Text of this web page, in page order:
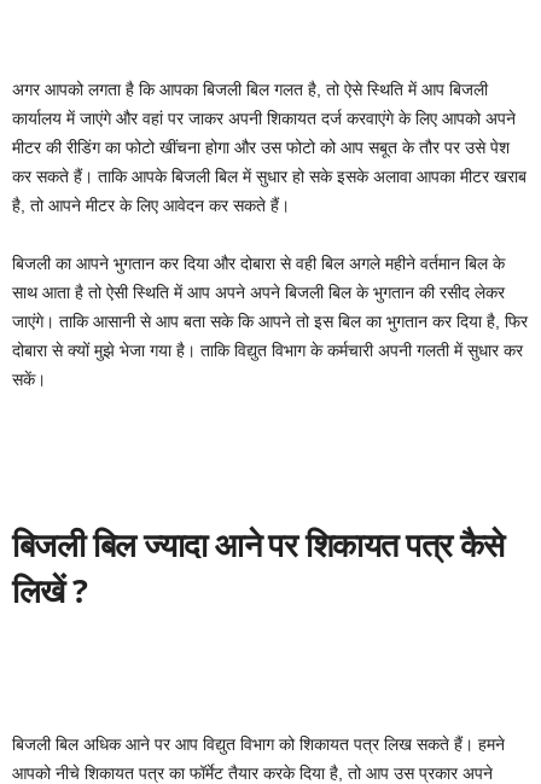
अगर आपको लगता है कि आपका बिजली बिल गलत है, तो ऐसे स्थिति में आप बिजली
कार्यालय में जाएंगे और वहां पर जाकर अपनी शिकायत दर्ज करवाएंगे के लिए आपको अपने
मीटर की रीडिंग का फोटो खींचना होगा और उस फोटो को आप सबूत के तौर पर उसे पेश
कर सकते हैं। ताकि आपके बिजली बिल में सुधार हो सके इसके अलावा आपका मीटर खराब
है, तो आपने मीटर के लिए आवेदन कर सकते हैं।
बिजली का आपने भुगतान कर दिया और दोबारा से वही बिल अगले महीने वर्तमान बिल के
साथ आता है तो ऐसी स्थिति में आप अपने अपने बिजली बिल के भुगतान की रसीद लेकर
जाएंगे। ताकि आसानी से आप बता सके कि आपने तो इस बिल का भुगतान कर दिया है, फिर
दोबारा से क्यों मुझे भेजा गया है। ताकि विद्युत विभाग के कर्मचारी अपनी गलती में सुधार कर
सकें।
बिजली बिल ज्यादा आने पर शिकायत पत्र कैसे
लिखें ?
बिजली बिल अधिक आने पर आप विद्युत विभाग को शिकायत पत्र लिख सकते हैं। हमने
आपको नीचे शिकायत पत्र का फॉर्मेट तैयार करके दिया है, तो आप उस प्रकार अपने